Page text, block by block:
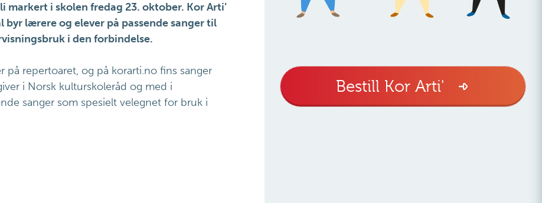
markert i skolen fredag 23. oktober. Kor Arti’
byr lærere og elever på passende sanger til
i den forbindelse.
på repertoaret, og på korarti.no fins sanger
i Norsk kulturskoleråd og med i
sanger som spesielt velegnet for bruk i
Bestill Kor Arti'